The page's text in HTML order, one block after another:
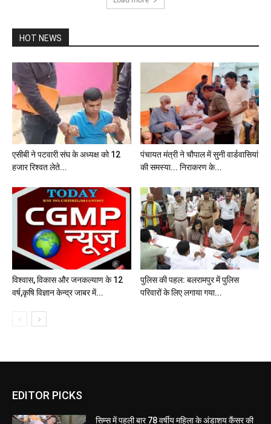
HOT NEWS
एसीबी ने पटवारी संघ के अध्यक्ष को 12
हजार रिश्वत लेते...
पंचायत मंत्री ने चौपाल में सुनी वार्डवासियां
की समस्या... निराकरण के...
विश्वास, विकास और जनकल्याण के 12
वर्ष,कृषि विज्ञान केन्द्र जाबर में...
पुलिस की पहल: बलरामपुर में पुलिस
परिवारों के लिए लगाया गया...
EDITOR PICKS
सिम्स में पहली बार 78 वर्षीय महिला के अंडाशय कैंसर की